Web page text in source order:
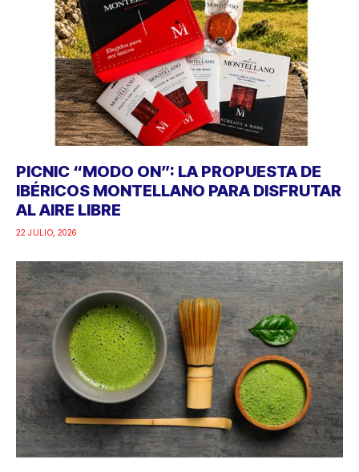
PICNIC “MODO ON”: LA PROPUESTA DE
IBÉRICOS MONTELLANO PARA DISFRUTAR
AL AIRE LIBRE
22 JULIO, 2026